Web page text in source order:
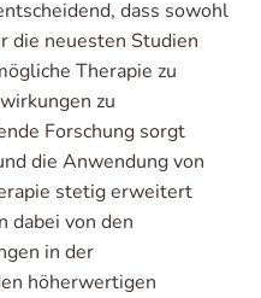
dass sowohl
die neuesten Studien
Therapie zu
zu
Forschung sorgt
die Anwendung von
stetig erweitert
dabei von den
in der
höherwertigen